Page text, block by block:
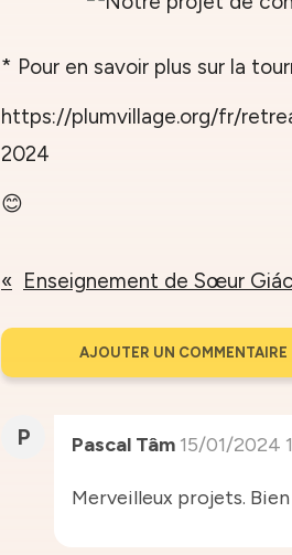
* Pour en savoir plus sur la
https://plumvillage.org/fr/
2024
😊
AJOUTER UN COMMENTAIRE
P Pascal Tâm 15/01/2024
Merveilleux projets. Bien